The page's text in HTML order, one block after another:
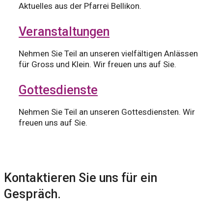
Aktuelles aus der Pfarrei Bellikon.
Veranstaltungen
Nehmen Sie Teil an unseren vielfältigen Anlässen
für Gross und Klein. Wir freuen uns auf Sie.
Gottesdienste
Nehmen Sie Teil an unseren Gottesdiensten. Wir
freuen uns auf Sie.
Kontaktieren Sie uns für ein
Gespräch.